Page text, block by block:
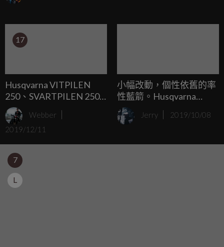
有著優異天賦之外，對於二輪摩托車更是有著天生的熱情與
VITPILEN改裝車。
17
Husqvarna VITPILEN
250、SVARTPILEN 250
印度發表，依舊帥氣
Webber
2019/12/11
小幅改動，個性依舊的率
性藍箭。Husqvarna
Vitpilen 701 AERO
Jerry 2019/10/08
7
L